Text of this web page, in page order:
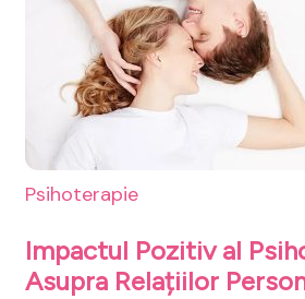
Psihoterapie
Impactul Pozitiv al
Asupra Relațiilor